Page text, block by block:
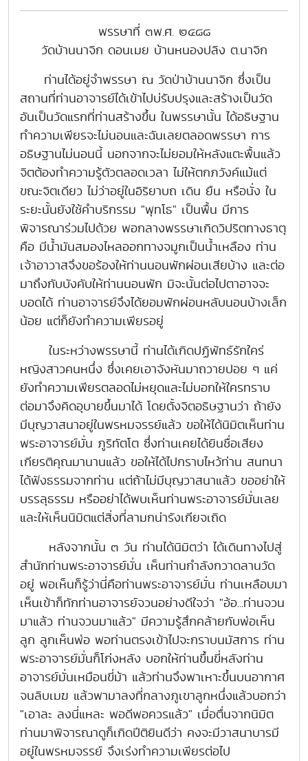
พรรษาที่ ๓พ.ศ. ๒๔๘๘
วัดบ้านนาจิก ดอนเมย บ้านหนองปลิง ต.นาจิก
ท่านได้อยู่จำพรรษา ณ วัดป่าบ้านนาจิก ซึ่งเป็น
สถานที่ท่านอาจารย์ได้เข้าไปบ่รับปรุงและสร้างเป็นวัด
อันเป็นวัดแรกที่ท่านสร้างขึ้น ในพรรษานั้น ได้อธิษฐาน
ทำความเพียรจะไม่นอนและฉันเลยตลอดพรรษา การ
อธิษฐานไม่นอนนี้ นอกจากจะไม่ยอมให้หลังแตะพื้นแล้ว
จิตต้องทำความรู้ตัวตลอดเวลา ไม่ให้ตกภวังค์แม้แต่
ขณะจิตเดียว ไม่ว่าอยู่ในอิริยาบถ เดิน ยืน หรือนั่ง ใน
ระยะนั้นยังใช้คำบริกรรม "พุทโธ" เป็นพื้น มีการ
พิจารณาร่วมไปด้วย พอกลางพรรษาเกิดวิปริตทางธาตุ
คือ มีน้ำมันสมองไหลออกทางจมูกเป็นน้ำเหลือง ท่าน
เจ้าอาวาสจึงขอร้องให้ท่านนอนพักผ่อนเสียบ้าง และต่อ
มาถึงกับบังคับให้ท่านนอนพัก มิจะนั้นต่อไปตาอาจจะ
บอดได้ ท่านอาจารย์จึงได้ยอมพักผ่อนหลับนอนบ้างเล็ก
น้อย แต่ก็ยังทำความเพียรอยู่
ในระหว่างพรรษานี้ ท่านได้เกิดปฏิพัทธ์รักใคร่
หญิงสาวคนหนึ่ง ซึ่งเคยเอาจังหันมาถวายปอย ๆ แค่
ยังทำความเพียรตลอดไม่หยุดและไม่บอกให้ใครทราบ
ต่อมาจึงคิดอุบายขึ้นมาได้ โดยตั้งจิตอธิษฐานว่า ถ้ายัง
มีบุญวาสนาอยู่ในพรหมจรรย์แล้ว ขอให้ได้นิมิตเห็นท่าน
พระอาจารย์มั่น ภูริทัตโต ซึ่งท่านเคยได้ยินชื่อเสียง
เกียรติคุณมานานแล้ว ขอให้ได้ไปกราบไหว้ท่าน สนทนา
ได้ฟังธรรมจากท่าน แต่ถ้าไม่มีบุญวาสนาแล้ว ขออย่าให้
บรรลุธรรม หรืออย่าได้พบเห็นท่านพระอาจารย์มั่นเลย
และให้เห็นนิมิตแต่สิ่งที่ลามกน่ารังเกียจเถิด
หลังจากนั้น ๓ วัน ท่านได้นิมิตว่า ได้เดินทางไปสู่
สำนักท่านพระอาจารย์มั่น เห็นท่านกำลังกวาดลานวัด
อยู่ พอเห็นก็รู้ว่านี่คือท่านพระอาจารย์มั่น ท่านเหลือบมา
เห็นเข้าก็ทักท่านอาจารย์จวนอย่างดีใจว่า "อ้อ...ท่านจวน
มาแล้ว ท่านจวนมาแล้ว" มีความรู้สึกคล้ายกับพ่อเห็น
ลูก ลูกเห็นพ่อ พอท่านตรงเข้าไปจะกราบนมัสการ ท่าน
พระอาจารย์มั่นก็โก่งหลัง บอกให้ท่านขึ้นขี่หลังท่าน
อาจารย์มั่นเหมือนขี่ม้า แล้วท่านจึงพาเหาะขึ้นบนอากาศ
จนลิบเมฆ แล้วพามาลงที่กลางภูเขาลูกหนึ่งแล้วบอกว่า
"เอาละ ลงนี่แหละ พอดีพอควรแล้ว" เมื่อตื่นจากนิมิต
ท่านมาพิจารณาดูก็เกิดปีติยินดีว่า คงจะมีวาสนาบารมี
อยู่ในพรหมจรรย์ จึงเร่งทำความเพียรต่อไป